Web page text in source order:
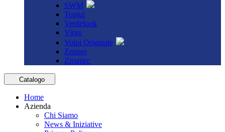
SWM
Toptul
Verdelook
Virax
Volpi Originale
Zenner
Zirantec
Catalogo
Home
Azienda
Chi Siamo
News & Iniziative